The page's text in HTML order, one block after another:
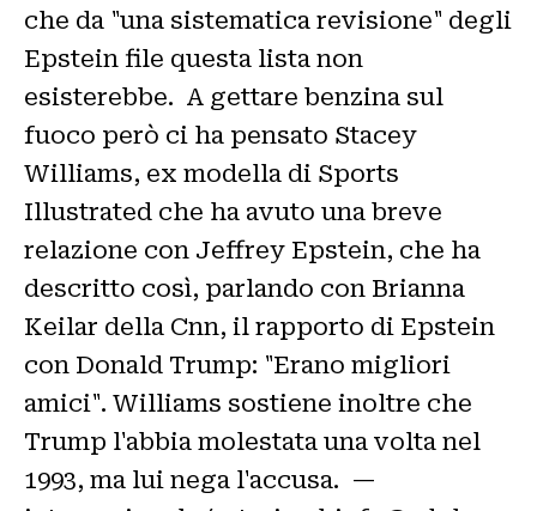
che da "una sistematica revisione" degli
Epstein file questa lista non
esisterebbe. A gettare benzina sul
fuoco però ci ha pensato Stacey
Williams, ex modella di Sports
Illustrated che ha avuto una breve
relazione con Jeffrey Epstein, che ha
descritto così, parlando con Brianna
Keilar della Cnn, il rapporto di Epstein
con Donald Trump: "Erano migliori
amici". Williams sostiene inoltre che
Trump l'abbia molestata una volta nel
1993, ma lui nega l'accusa. —